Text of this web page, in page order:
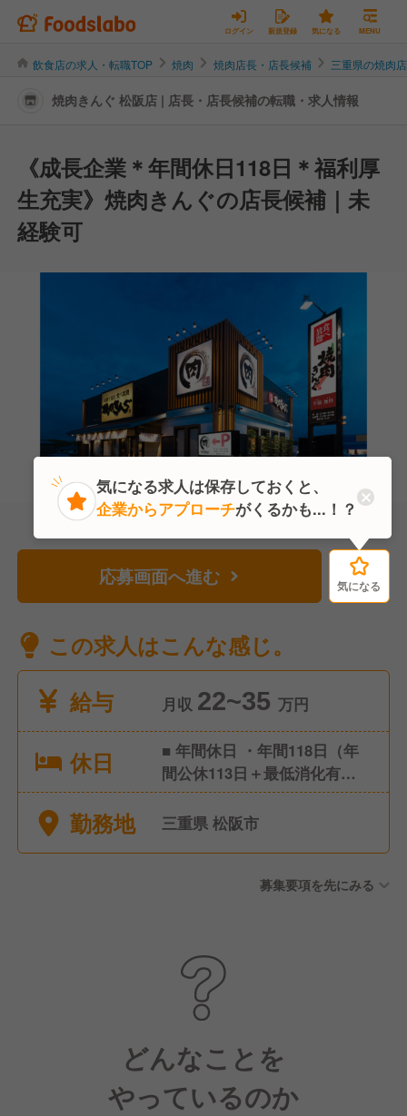
ログイン 新規登録 気になる MENU
飲食店の求人・転職TOP 焼肉 焼肉店長・店長候補 三重県の焼肉
焼肉きんぐ 松阪店 | 店長・店長候補の転職・求人情報
《成長企業＊年間休日118日＊福利厚
生充実》焼肉きんぐの店長候補｜未
経験可
応募画面へ進む 気になる
この求人はこんな感じ。
給与
月収 22~35 万円
休日
■ 年間休日 ・年間118日（年
間公休113日＋最低消化有給5
日） ・1ヶ月9休制（※2月のみ
8休） ・大晦日元旦は原則全
勤務地 三重県 松阪市
募集要項を先にみる
どんなことを
やっているのか
気になる
気になる求人は保存しておくと、
企業からアプローチがくるかも...！？